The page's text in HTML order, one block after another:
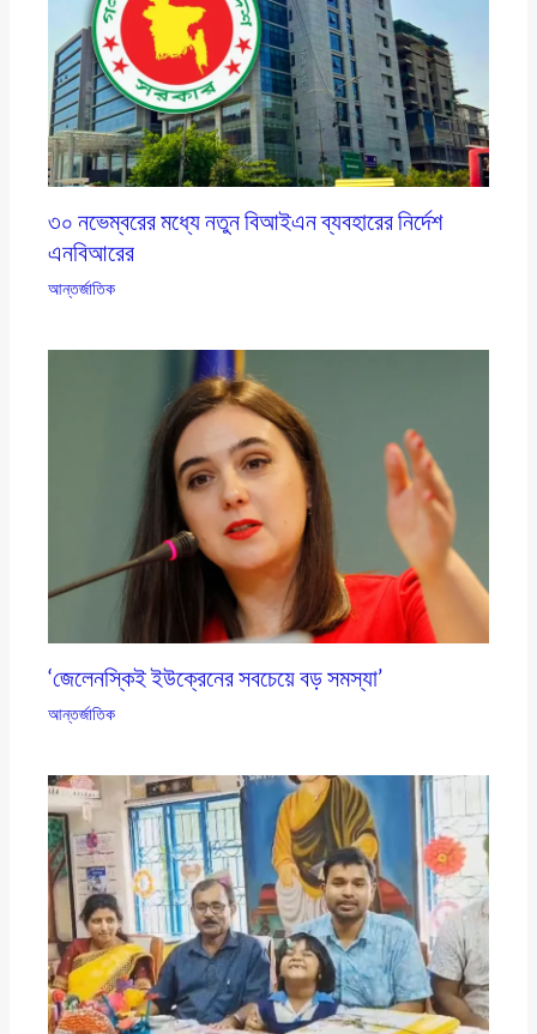
৩০ নভেম্বরের মধ্যে নতুন বিআইএন ব্যবহারের নির্দেশ
এনবিআরের
আন্তর্জাতিক
‘জেলেনস্কিই ইউক্রেনের সবচেয়ে বড় সমস্যা’
আন্তর্জাতিক